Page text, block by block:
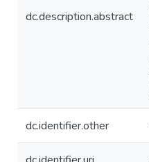
dc.description.abstract
dc.identifier.other